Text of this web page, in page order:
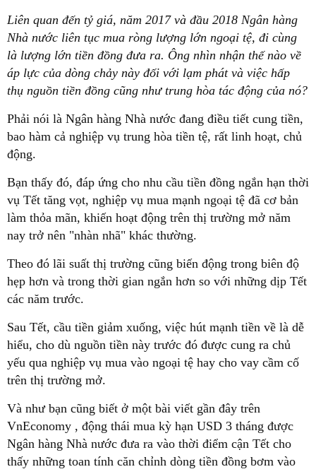
Liên quan đến tỷ giá, năm 2017 và đầu 2018 Ngân hàng
Nhà nước liên tục mua ròng lượng lớn ngoại tệ, đi cùng
là lượng lớn tiền đồng đưa ra. Ông nhìn nhận thế nào về
áp lực của dòng chảy này đối với lạm phát và việc hấp
thụ nguồn tiền đồng cũng như trung hòa tác động của nó?
Phải nói là Ngân hàng Nhà nước đang điều tiết cung tiền,
bao hàm cả nghiệp vụ trung hòa tiền tệ, rất linh hoạt, chủ
động.
Bạn thấy đó, đáp ứng cho nhu cầu tiền đồng ngắn hạn thời
vụ Tết tăng vọt, nghiệp vụ mua mạnh ngoại tệ đã cơ bản
làm thỏa mãn, khiến hoạt động trên thị trường mở năm
nay trở nên "nhàn nhã" khác thường.
Theo đó lãi suất thị trường cũng biến động trong biên độ
hẹp hơn và trong thời gian ngắn hơn so với những dịp Tết
các năm trước.
Sau Tết, cầu tiền giảm xuống, việc hút mạnh tiền về là dễ
hiểu, cho dù nguồn tiền này trước đó được cung ra chủ
yếu qua nghiệp vụ mua vào ngoại tệ hay cho vay cầm cố
trên thị trường mở.
Và như bạn cũng biết ở một bài viết gần đây trên
VnEconomy , động thái mua kỳ hạn USD 3 tháng được
Ngân hàng Nhà nước đưa ra vào thời điểm cận Tết cho
thấy những toan tính căn chỉnh dòng tiền đồng bơm vào